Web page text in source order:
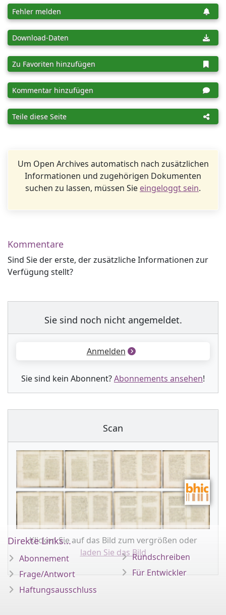
Fehler melden
Download-Daten
Zu Favoriten hinzufügen
Kommentar hinzufügen
Teile diese Seite
Um Open Archives automatisch nach zusätzlichen
Informationen und zugehörigen Dokumenten
suchen zu lassen, müssen Sie eingeloggt sein.
Kommentare
Sind Sie der erste, der zusätzliche Informationen zur
Verfügung stellt?
Sie sind noch nicht angemeldet.
Anmelden
Sie sind kein Abonnent?Abonnements ansehen!
Scan
Klicken Sie auf das Bild zum vergrößen oder
laden Sie das Bild
Direkte Links...
Abonnement
Frage/Antwort
Haftungsausschluss
Rundschreiben
Für Entwickler